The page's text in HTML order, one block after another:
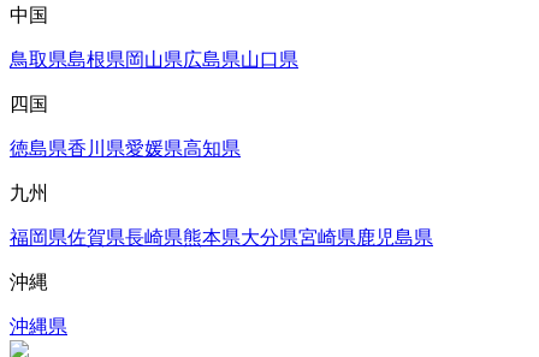
中国
鳥取県島根県岡山県広島県山口県
四国
徳島県香川県愛媛県高知県
九州
福岡県佐賀県長崎県熊本県大分県宮崎県鹿児島県
沖縄
沖縄県